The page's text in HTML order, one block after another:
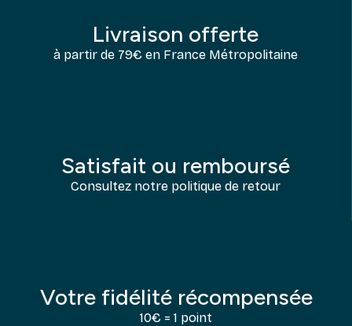
Livraison offerte
à partir de 79€ en France Métropolitaine
Satisfait ou remboursé
Consultez notre politique de retour
Votre fidélité récompensée
10€ = 1 point